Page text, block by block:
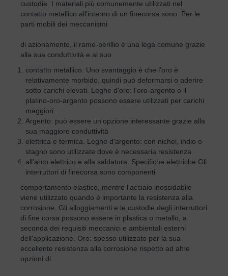
custodie. I materiali più comunemente utilizzati nel
contatto metallico all'interno di un finecorsa sono: Per le
parti mobili dei meccanismi
di azionamento, il rame-berillio è una lega comune grazie
alla sua conduttività e al suo
contatto metallico. Uno svantaggio è che l'oro è
relativamente morbido, quindi può deformarsi o aderire
sotto carichi elevati. Leghe d'oro: l'oro-argento o il
platino-oro-argento possono essere utilizzati per carichi
maggiori.
Argento: può essere un'opzione interessante grazie alla
sua maggiore conduttività
elettrica e termica. Leghe d'argento: con nichel, indio o
stagno sono utilizzate dove è necessaria resistenza
all'arco elettrico e alla saldatura. Specifiche elettriche Gli
interruttori di finecorsa sono componenti
comportamento elastico, mentre l'acciaio inossidabile
viene utilizzato quando è importante la resistenza alla
corrosione. Gli alloggiamenti e le custodie degli interruttori
di fine corsa possono essere in plastica o metallo, a
seconda dei requisiti meccanici e ambientali esterni
dell'applicazione. Oro: spesso utilizzato per la sua
eccellente resistenza alla corrosione rispetto ad altre
opzioni di